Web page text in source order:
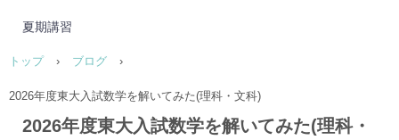
夏期講習
トップ › ブログ ›
2026年度東大入試数学を解いてみた(理科・文科)
2026年度東大入試数学を解いてみた(理科・